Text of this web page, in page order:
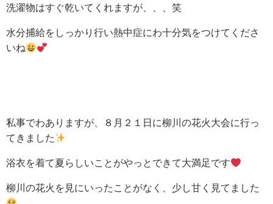
洗濯物はすぐ乾いてくれますが、、、笑
水分捕給をしっかり行い熱中症にわ十分気をつけてくださ
いね
私事でわありますが、８月２１日に柳川の花火大会に行っ
てきました
浴衣を着て夏らしいことがやっとできて大満足です
柳川の花火を見にいったことがなく、少し甘く見てました